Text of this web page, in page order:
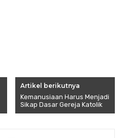
Artikel berikutnya
Kemanusiaan Harus Menjadi
Sikap Dasar Gereja Katolik